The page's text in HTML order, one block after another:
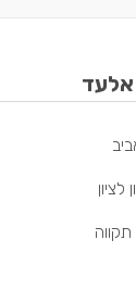
אלעד